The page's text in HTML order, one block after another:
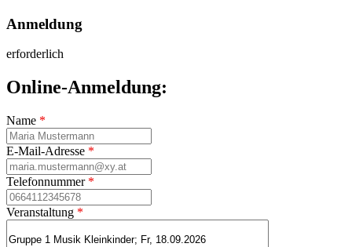
Anmeldung
erforderlich
Online-Anmeldung:
Name *
E-Mail-Adresse *
Telefonnummer *
Veranstaltung *